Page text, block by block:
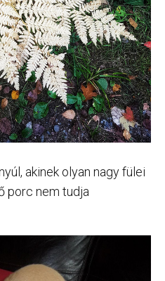
akinek olyan nagy fülei
porc nem tudja